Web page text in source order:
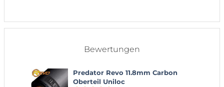
Bewertungen
Predator Revo 11.8mm Carbon
Oberteil Uniloc